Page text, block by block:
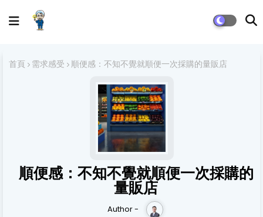
首頁 需求感受 順便感：不知不覺就順便一次採購的量販店
順便感：不知不覺就順便一次採購的
量販店
Author -